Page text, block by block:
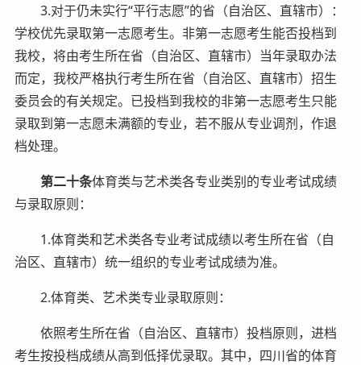
3.对于仍未实行“平行志愿”的省（自治区、直辖市）：
学校优先录取第一志愿考生。非第一志愿考生能否投档到
我校，将由考生所在省（自治区、直辖市）当年录取办法
而定，我校严格执行考生所在省（自治区、直辖市）招生
委员会的有关规定。已投档到我校的非第一志愿考生只能
录取到第一志愿未满额的专业，若不服从专业调剂，作退
档处理。
第二十条体育类与艺术类各专业类别的专业考试成绩
与录取原则：
1.体育类和艺术类各专业考试成绩以考生所在省（自
治区、直辖市）统一组织的专业考试成绩为准。
2.体育类、艺术类专业录取原则：
依照考生所在省（自治区、直辖市）投档原则，进档
考生按投档成绩从高到低择优录取。其中，四川省的体育